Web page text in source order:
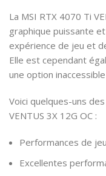
La MSI RTX 4070 Ti
graphique puissante
expérience de jeu et
Elle est cependant
une option
Voici quelques-uns
VENTUS 3X 12G OC :
Performances de
Excellentes